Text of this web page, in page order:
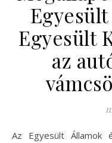
Egyesült
az
Az Egyesült Államok és az Egyesült Királyság között